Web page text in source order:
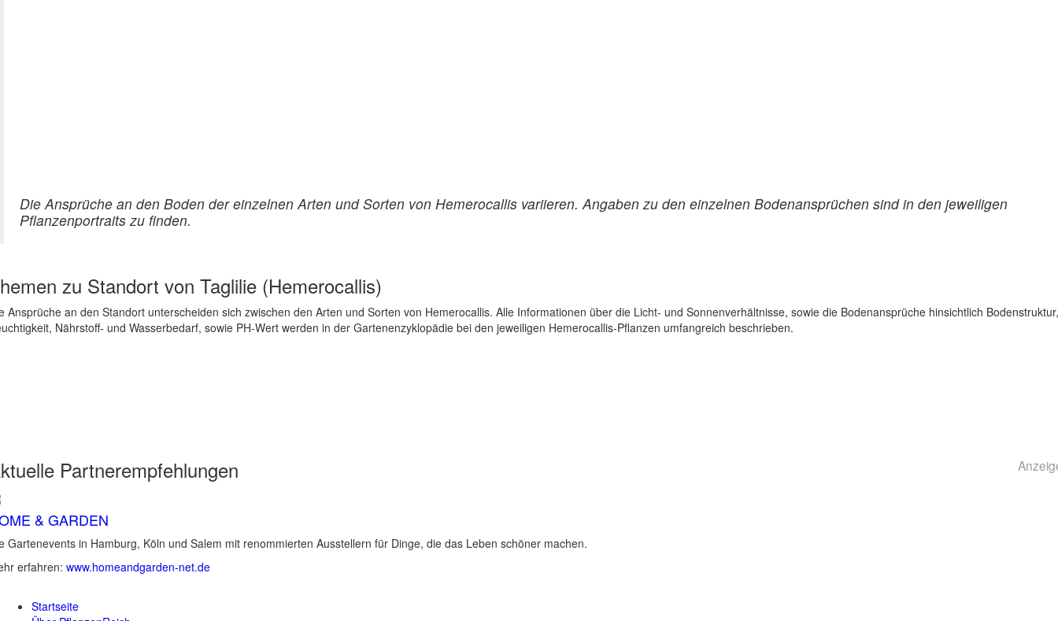
Die Ansprüche an den Boden der einzelnen Arten und Sorten von Hemerocallis variieren. Angaben zu den einzelnen Bodenansprüchen sind in den jeweiligen
Pflanzenportraits zu finden.
zu Standort von Taglilie (Hemerocallis)
Ansprüche an den Standort unterscheiden sich zwischen den Arten und Sorten von Hemerocallis. Alle Informationen über die Licht- und Sonnenverhältnisse, sowie die Bodenansprüche hinsichtlich Bodenstruktur,
Nährstoff- und Wasserbedarf, sowie PH-Wert werden in der Gartenenzyklopädie bei den jeweiligen Hemerocallis-Pflanzen umfangreich beschrieben.
Partnerempfehlungen
& GARDEN
Gartenevents in Hamburg, Köln und Salem mit renommierten Ausstellern für Dinge, die das Leben schöner machen.
erfahren: www.homeandgarden-net.de
Startseite